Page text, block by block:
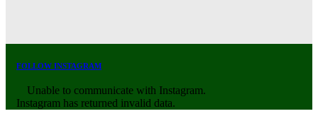
FOLLOW INSTAGRAM
Unable to communicate with Instagram.
Instagram has returned invalid data.